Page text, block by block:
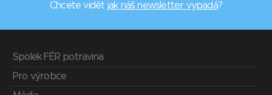
Chcete vidět jak náš newsletter vypadá?
Spolek FÉR potravina
Pro výrobce